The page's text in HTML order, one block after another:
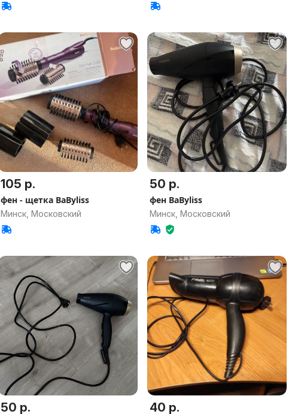
105 р.
фен - щетка BaByliss
Минск, Московский
50 р.
фен BaByliss
Минск, Московский
50 р. 40 р.